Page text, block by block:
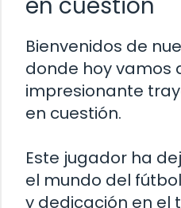
Bienvenidos de
donde hoy vamos
impresionante
en cuestión.
Este jugador ha
el mundo del
y dedicación en el